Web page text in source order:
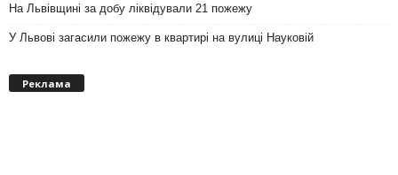
На Львівщині за добу ліквідували 21 пожежу
У Львові загасили пожежу в квартирі на вулиці Науковій
Реклама